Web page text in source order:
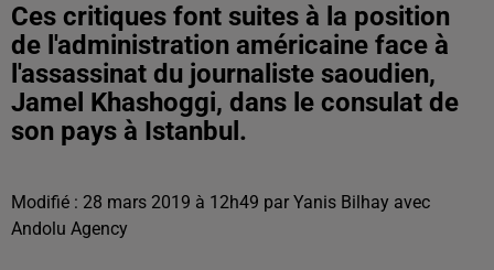
Ces critiques font suites à la position
de l'administration américaine face à
l'assassinat du journaliste saoudien,
Jamel Khashoggi, dans le consulat de
son pays à Istanbul.
Modifié : 28 mars 2019 à 12h49 par Yanis Bilhay avec
Andolu Agency